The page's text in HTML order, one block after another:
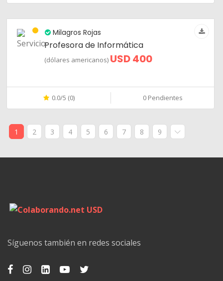
Milagros Rojas
Profesora de Informática
(dólares americanos) USD 400
0.0/5 (0) 0 Pendientes
1 2 3 4 5 6 7 8 9
Síguenos también en redes sociales